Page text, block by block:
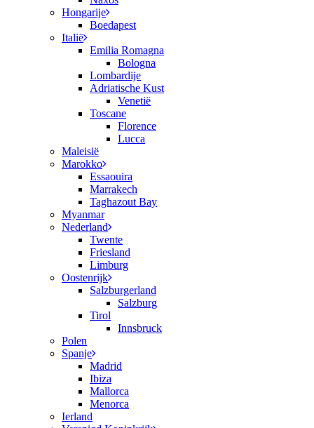
Hongarije
Boedapest
Italië
Emilia Romagna
Bologna
Lombardije
Adriatische Kust
Venetië
Toscane
Florence
Lucca
Maleisië
Marokko
Essaouira
Marrakech
Taghazout Bay
Myanmar
Nederland
Twente
Friesland
Limburg
Oostenrijk
Salzburgerland
Salzburg
Tirol
Innsbruck
Polen
Spanje
Madrid
Ibiza
Mallorca
Menorca
Ierland